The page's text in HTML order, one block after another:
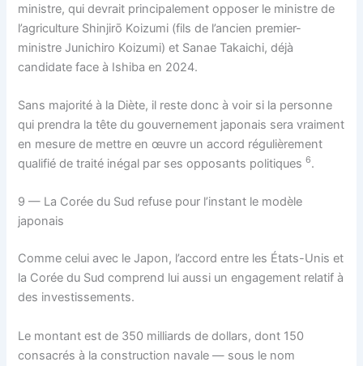
ministre, qui devrait principalement opposer le ministre de
l’agriculture Shinjirō Koizumi (fils de l’ancien premier-
ministre Junichiro Koizumi) et Sanae Takaichi, déjà
candidate face à Ishiba en 2024.
Sans majorité à la Diète, il reste donc à voir si la personne
qui prendra la tête du gouvernement japonais sera vraiment
en mesure de mettre en œuvre un accord régulièrement
qualifié de traité inégal par ses opposants politiques6.
9 — La Corée du Sud refuse pour l’instant le modèle
japonais
Comme celui avec le Japon, l’accord entre les États-Unis et
la Corée du Sud comprend lui aussi un engagement relatif à
des investissements.
Le montant est de 350 milliards de dollars, dont 150
consacrés à la construction navale — sous le nom